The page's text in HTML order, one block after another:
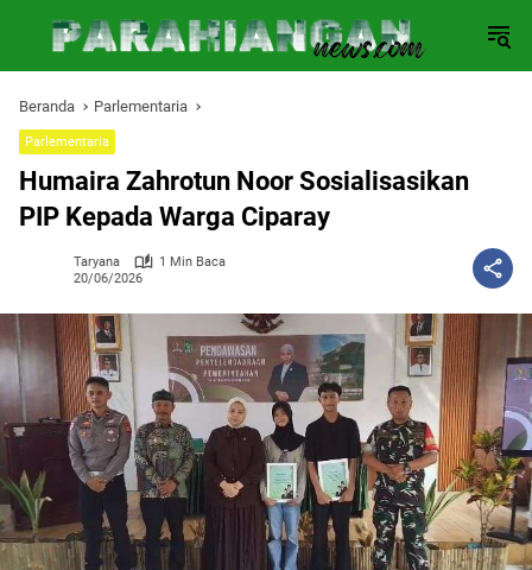
Beranda Parlementaria
Parlementaria
Humaira Zahrotun Noor Sosialisasikan
PIP Kepada Warga Ciparay
Taryana
1 Min Baca
20/06/2026